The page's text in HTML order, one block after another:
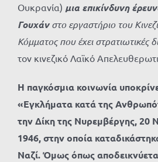
Ουκρανία) μια επικίνδυνη
Γουχάνστο εργαστήριο του
Κόμματος που έχει στρατιωτικές
τον κινεζικό Λαϊκό
Η παγκόσμια κοινωνία
«Εγκλήματα κατά της
την Δίκη της Νυρεμβέργης, 20
1946, στην οποία
Ναζί. Όμως όπως